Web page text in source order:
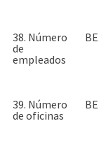
38. Número
de
empleados
BE
39. Número
de oficinas
BE